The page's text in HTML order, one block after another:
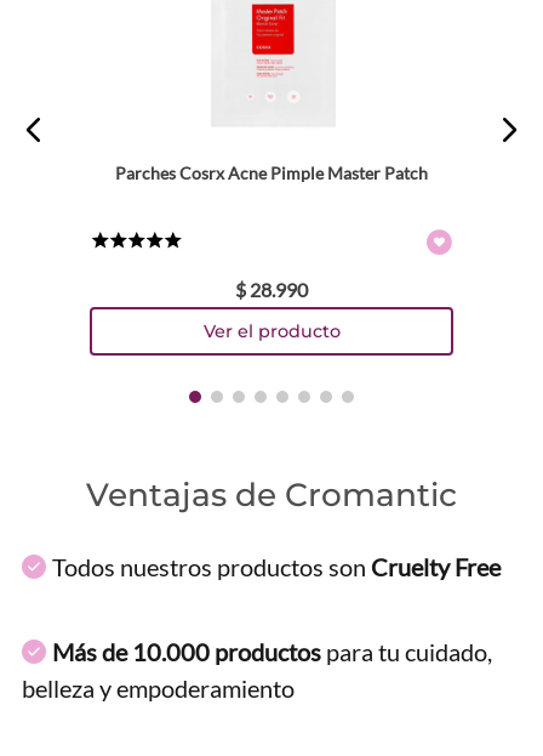
Parches Cosrx Acne Pimple Master Patch
$ 28.990
Ventajas de Cromantic
Todos nuestros productos son Cruelty Free
Más de 10.000 productos para tu cuidado,
belleza y empoderamiento